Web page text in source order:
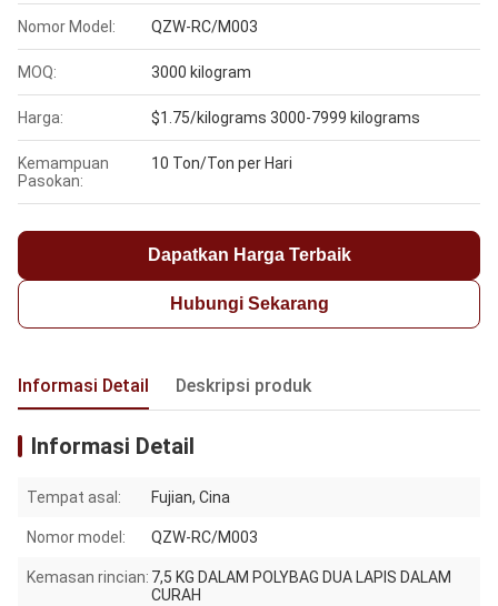
Nomor Model: QZW-RC/M003
MOQ: 3000 kilogram
Harga: $1.75/kilograms 3000-7999 kilograms
Kemampuan
Pasokan:
10 Ton/Ton per Hari
Dapatkan Harga Terbaik
Hubungi Sekarang
Informasi Detail Deskripsi produk
Informasi Detail
Tempat asal: Fujian, Cina
Nomor model: QZW-RC/M003
Kemasan rincian: 7,5 KG DALAM POLYBAG DUA LAPIS DALAM
CURAH